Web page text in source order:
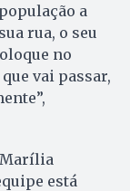
a
rua, o seu
no
vai passar,
Marília
está